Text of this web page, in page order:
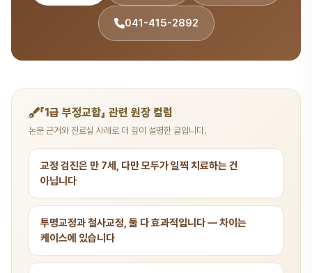
041-415-2892
「1급 부정교합」 관련 원장 컬럼
논문 근거와 진료실 사례로 더 깊이 설명한 글입니다.
교정 검진은 만 7세, 다만 모두가 일찍 치료하는 건
아닙니다
투명교정과 철사교정, 둘 다 효과적입니다 — 차이는
케이스에 있습니다